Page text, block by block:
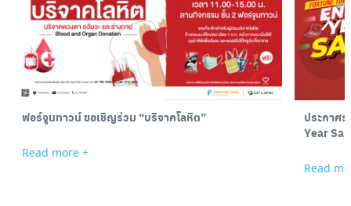
ฟอร์จูนทาวน์ ขอเชิญร่วม “บริจาคโลหิต”
Read more +
ประกาศ
Year
Read